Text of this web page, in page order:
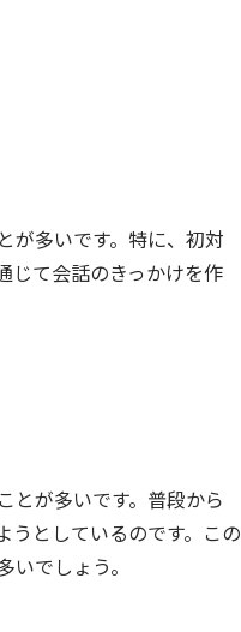
が多いです。特に、初対
じて会話のきっかけを作
とが多いです。普段から
うとしているのです。この
でしょう。